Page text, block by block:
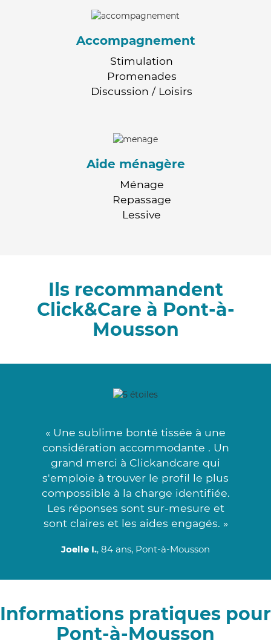
Accompagnement
Stimulation
Promenades
Discussion / Loisirs
Aide ménagère
Ménage
Repassage
Lessive
Ils recommandent
Click&Care à Pont-à-
Mousson
« Une sublime bonté tissée à une
considération accommodante . Un
grand merci à Clickandcare qui
s'emploie à trouver le profil le plus
compossible à la charge identifiée.
Les réponses sont sur-mesure et
sont claires et les aides engagés. »
Joelle I., 84 ans, Pont-à-Mousson
Informations pratiques pour
Pont-à-Mousson